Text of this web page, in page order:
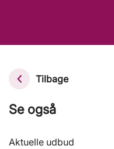
Tilbage
Se også
Aktuelle udbud